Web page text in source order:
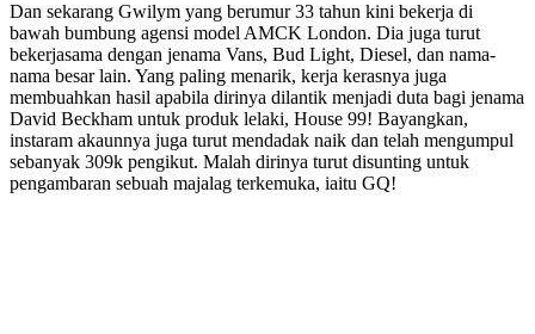
Dan sekarang Gwilym yang berumur 33 tahun kini bekerja di
bawah bumbung agensi model AMCK London. Dia juga turut
bekerjasama dengan jenama Vans, Bud Light, Diesel, dan nama-
nama besar lain. Yang paling menarik, kerja kerasnya juga
membuahkan hasil apabila dirinya dilantik menjadi duta bagi jenama
David Beckham untuk produk lelaki, House 99! Bayangkan,
instaram akaunnya juga turut mendadak naik dan telah mengumpul
sebanyak 309k pengikut. Malah dirinya turut disunting untuk
pengambaran sebuah majalag terkemuka, iaitu GQ!